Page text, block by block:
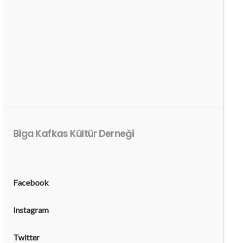
Biga Kafkas Kültür Derneği
Facebook
Instagram
Twitter